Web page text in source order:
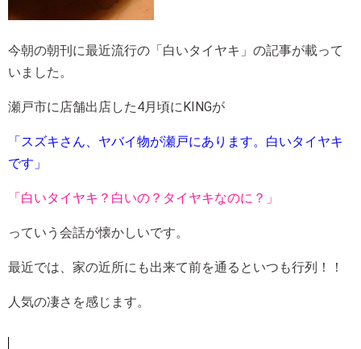
今朝の朝刊に最近流行の「白いタイヤキ」の記事が載って
いました。
瀬戸市に店舗出店した4月頃にKINGが
「スズキさん、ヤバイ物が瀬戸にあります。白いタイヤキ
です」
「白いタイヤキ？白いの？タイヤキなのに？」
っていう会話が懐かしいです。
最近では、家の近所にも出来て前を通るといつも行列！！
人気の凄さを感じます。